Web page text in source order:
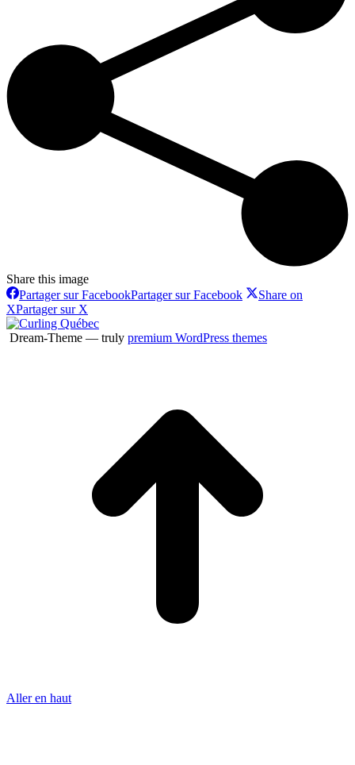
Share this image
Partager sur FacebookPartager sur Facebook
Share on
XPartager sur X
Dream-Theme — truly premium WordPress themes
Aller en haut